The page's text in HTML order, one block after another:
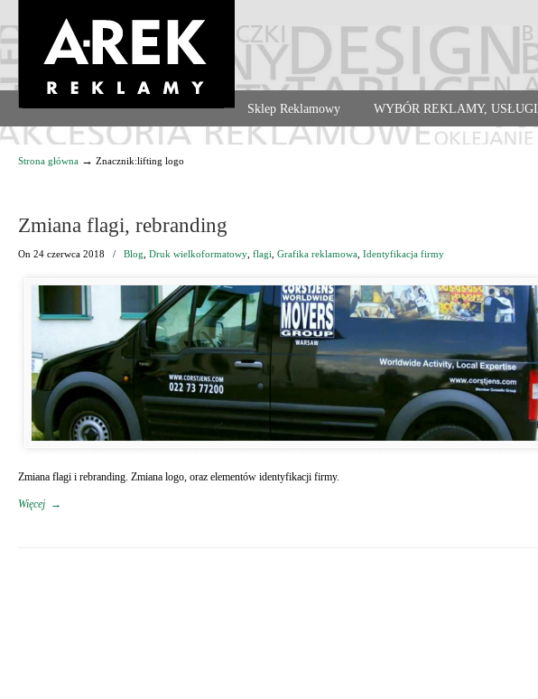
Agencja reklamowa. Reklama – usługi, druk
Sklep Reklamowy WYBÓR REKLAMY, USŁUGI
Strona główna → Znacznik:lifting logo
Zmiana flagi, rebranding
On 24 czerwca 2018 / Blog Druk wielkoformatowy flagi Grafika reklamowa Identyfikacja firmy
Zmiana flagi i rebranding. Zmiana logo, oraz elementów identyfikacji firmy.
Więcej →